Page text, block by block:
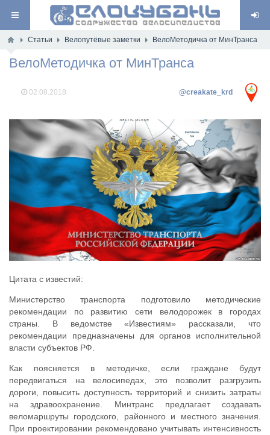
Статьи Велопутёвые заметки ВелоМетодичка от МинТранса
ВелоМетодичка от МинТранса
02.08.2018 @creakate_krd
Цитата с известий:
Министерство транспорта подготовило методические
рекомендации по развитию сети велодорожек в городах
страны. В ведомстве «Известиям» рассказали, что
рекомендации предназначены для органов исполнительной
власти субъектов РФ.
Как поясняется в методичке, если граждане будут
передвигаться на велосипедах, это позволит разгрузить
дороги, повысить доступность территорий и снизить затраты
на здравоохранение. Минтранс предлагает создавать
веломаршруты городского, районного и местного значения.
При проектировании рекомендовано учитывать интенсивность